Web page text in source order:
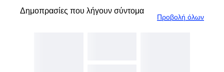
Δημοπρασίες που λήγουν σύντομα
Προβολή όλων